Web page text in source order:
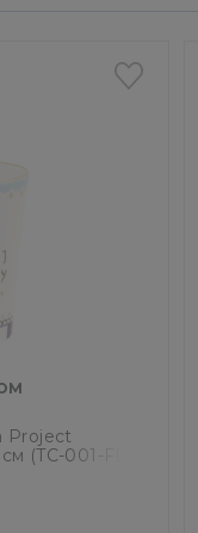
Project
(TC-001-FD)